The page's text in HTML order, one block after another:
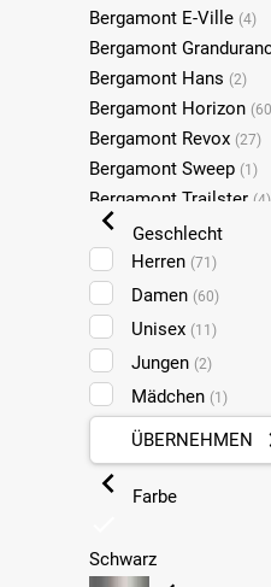
Bergamont E-Ville (4)
Bergamont
Bergamont Hans (2)
Bergamont Horizon
Bergamont Revox (27)
Bergamont Sweep (1)
Bergamont Trailster (4)
Bergamont Vitess
Geschlecht
Herren (71)
Damen (60)
Unisex (11)
Jungen (2)
Mädchen (1)
ÜBERNEHMEN
Farbe
Schwarz